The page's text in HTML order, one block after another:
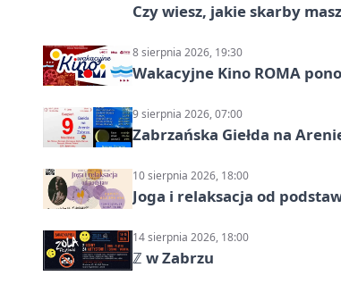
Czy wiesz, jakie skarby
8 sierpnia 2026, 19:30
Wakacyjne Kino ROMA
9 sierpnia 2026, 07:00
Zabrzańska Giełda na
10 sierpnia 2026, 18:00
Joga i relaksacja od
14 sierpnia 2026, 18:00
ℤ w Zabrzu